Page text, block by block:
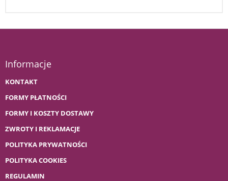
Informacje
KONTAKT
FORMY PŁATNOŚCI
FORMY I KOSZTY DOSTAWY
ZWROTY I REKLAMACJE
POLITYKA PRYWATNOŚCI
POLITYKA COOKIES
REGULAMIN